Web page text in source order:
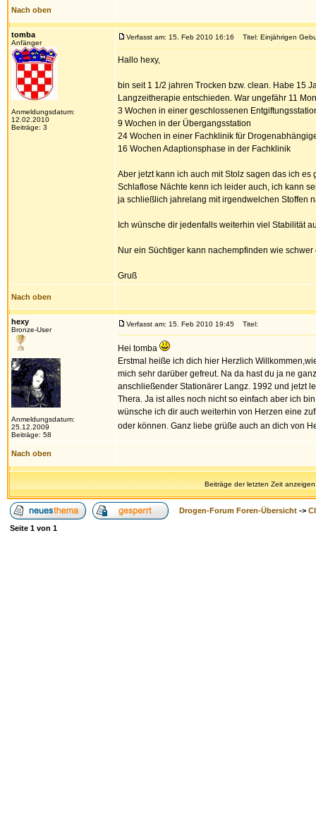
Nach oben
tomba
Anfänger
Anmeldungsdatum:
12.02.2010
Beiträge: 3
Verfasst am: 15. Feb 2010 16:16 Titel: Einjährigen
Hallo hexy,
bin seit 1 1/2 jahren Trocken bzw. clean. Habe 15
Langzeitherapie entschieden. War ungefähr 11
3 Wochen in einer geschlossenen
9 Wochen in der Übergangsstation
24 Wochen in einer Fachklinik für
16 Wochen Adaptionsphase in der Fachklinik
Aber jetzt kann ich auch mit Stolz sagen das ich es
Schlaflose Nächte kenn ich leider auch, ich kann
ja schließlich jahrelang mit irgendwelchen Stoffen
Ich wünsche dir jedenfalls weiterhin viel Stabilität
Nur ein Süchtiger kann nachempfinden wie
Gruß
Nach oben
hexy
Bronze-User
Anmeldungsdatum:
25.12.2009
Beiträge: 58
Verfasst am: 15. Feb 2010 19:45 Titel:
Hei tomba
Erstmal heiße ich dich hier Herzlich
mich sehr darüber gefreut. Na da hast du ja ne
anschließender Stationärer Langz. 1992 und jetzt
Thera. Ja ist alles noch nicht so einfach aber ich
wünsche ich dir auch weiterhin von Herzen eine
oder können. Ganz liebe grüße auch an dich von
Nach oben
Beiträge der letzten Zeit
Drogen-Forum Foren-Übersicht ->
Seite 1 von 1